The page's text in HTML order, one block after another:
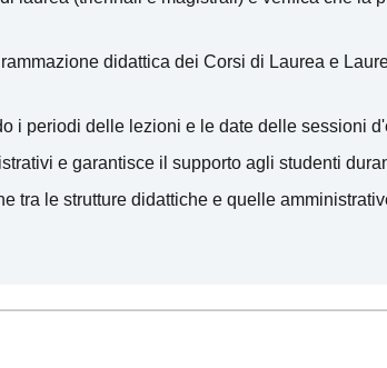
didattica dei Corsi di Laurea e
i periodi delle lezioni e le date delle sessioni
e garantisce il supporto agli studenti
tra le strutture didattiche e quelle